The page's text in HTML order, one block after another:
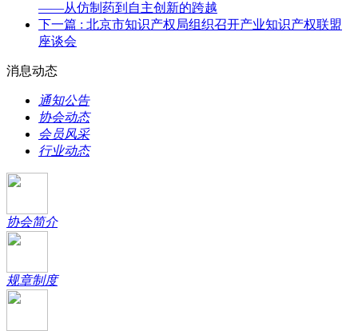
——从仿制药到自主创新的跨越
下一篇 : 北京市知识产权局组织召开产业知识产权联盟
座谈会
消息动态
通知公告
协会动态
会员风采
行业动态
协会简介
规章制度